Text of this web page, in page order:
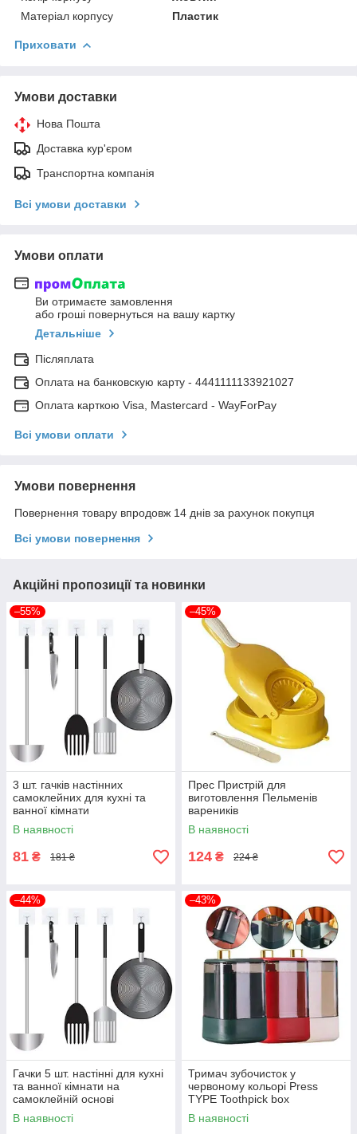
Матеріал корпусу
Пластик
Приховати
Умови доставки
Нова Пошта
Доставка кур'єром
Транспортна компанія
Всі умови доставки
Умови оплати
Ви отримаєте замовлення
або гроші повернуться на вашу картку
Детальніше
Післяплата
Оплата на банковскую карту - 4441111133921027
Оплата карткою Visa, Mastercard - WayForPay
Всі умови оплати
Умови повернення
Повернення товару впродовж 14 днів за рахунок покупця
Всі умови повернення
Акційні пропозиції та новинки
–55%
3 шт. гачків настінних
самоклейних для кухні та
ванної кімнати
В наявності
81 ₴ 181 ₴
–45%
Прес Пристрій для
виготовлення Пельменів
вареників
В наявності
124 ₴ 224 ₴
–44%
Гачки 5 шт. настінні для кухні
та ванної кімнати на
самоклейній основі
В наявності
–43%
Тримач зубочисток у
червоному кольорі Press
TYPE Toothpick box
В наявності